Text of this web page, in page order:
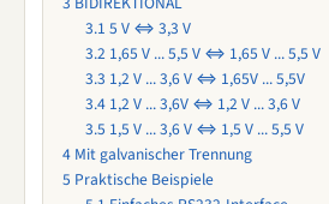
3.1 5 V ⇔ 3,3 V
3.2 1,65 V ... 5,5 V ⇔ 1,65 V ... 5,5 V
3.3 1,2 V ... 3,6 V ⇔ 1,65V ... 5,5V
3.4 1,2 V ... 3,6V ⇔ 1,2 V ... 3,6 V
3.5 1,5 V ... 3,6 V ⇔ 1,5 V ... 5,5 V
4 Mit galvanischer Trennung
5 Praktische Beispiele